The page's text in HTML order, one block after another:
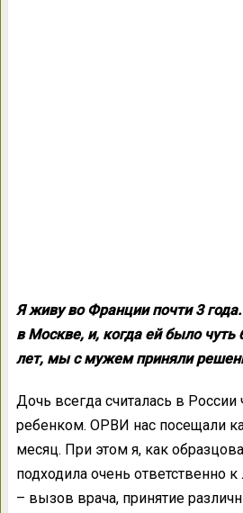
Я живу во Франции почти 3
в Москве, и, когда ей было чуть
лет, мы с мужем приняли
Дочь всегда считалась в
ребенком. ОРВИ нас посещали
месяц. При этом я, как
подходила очень ответственно
– вызов врача, принятие